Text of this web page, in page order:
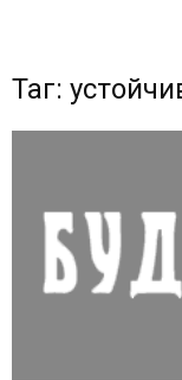
Таг: